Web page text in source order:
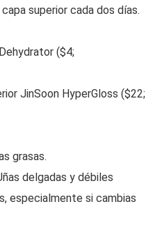
superior cada dos días.
($4;
JinSoon HyperGloss ($22;
grasas.
delgadas y débiles
especialmente si cambias